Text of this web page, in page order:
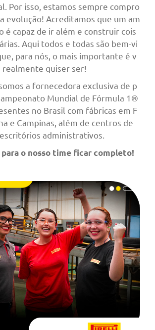
Por isso, estamos sempre compro
evolução! Acreditamos que um am
é capaz de ir além e construir cois
Aqui todos e todas são bem-vi
para nós, o mais importante é v
realmente quiser ser!
a fornecedora exclusiva de p
Mundial de Fórmula 1®
no Brasil com fábricas em F
e Campinas, além de centros de
administrativos.
o nosso time ficar completo!